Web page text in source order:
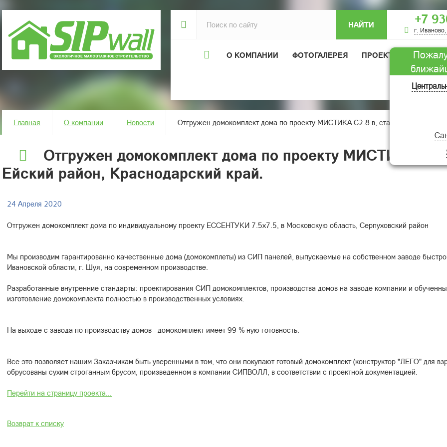
НАЙТИ +7
г.
О КОМПАНИИ ФОТОГАЛЕРЕЯ ПРОЕКТЫ ДОМОВ
ОТЗЫВЫ
Главная О компании Новости Отгружен домокомплект дома по проекту МИСТИКА С2.8 в, станицу
Отгружен домокомплект дома по проекту МИСТИКА
Ейский район, Краснодарский край.
24 Апреля 2020
Отгружен домокомплект дома по индивидуальному проекту ЕССЕНТУКИ 7.5х7.5, в Московскую область, Серпуховский район
Мы производим гарантированно качественные дома (домокомплеты) из СИП панелей, выпускаемые на собственном заводе
Ивановской области, г. Шуя, на современном производстве.
Разработанные внутренние стандарты: проектирования СИП домокомплектов, производства домов на заводе компании и
изготовление домокомплекта полностью в производственных условиях.
На выходе с завода по производству домов - домокомплект имеет 99-% ную готовность.
Все это позволяет нашим Заказчикам быть уверенными в том, что они покупают готовый домокомплект (конструктор "ЛЕГО" для
обрусованы сухим строганным брусом, произведенном в компании СИПВОЛЛ, в соответствии с проектной документацией.
Перейти на страницу проекта...
Возврат к списку